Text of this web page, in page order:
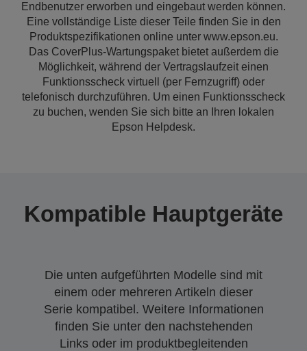
Endbenutzer erworben und eingebaut werden können.
Eine vollständige Liste dieser Teile finden Sie in den
Produktspezifikationen online unter www.epson.eu.
Das CoverPlus-Wartungspaket bietet außerdem die
Möglichkeit, während der Vertragslaufzeit einen
Funktionsscheck virtuell (per Fernzugriff) oder
telefonisch durchzuführen. Um einen Funktionsscheck
zu buchen, wenden Sie sich bitte an Ihren lokalen
Epson Helpdesk.
Kompatible Hauptgeräte
Die unten aufgeführten Modelle sind mit
einem oder mehreren Artikeln dieser
Serie kompatibel. Weitere Informationen
finden Sie unter den nachstehenden
Links oder im produktbegleitenden